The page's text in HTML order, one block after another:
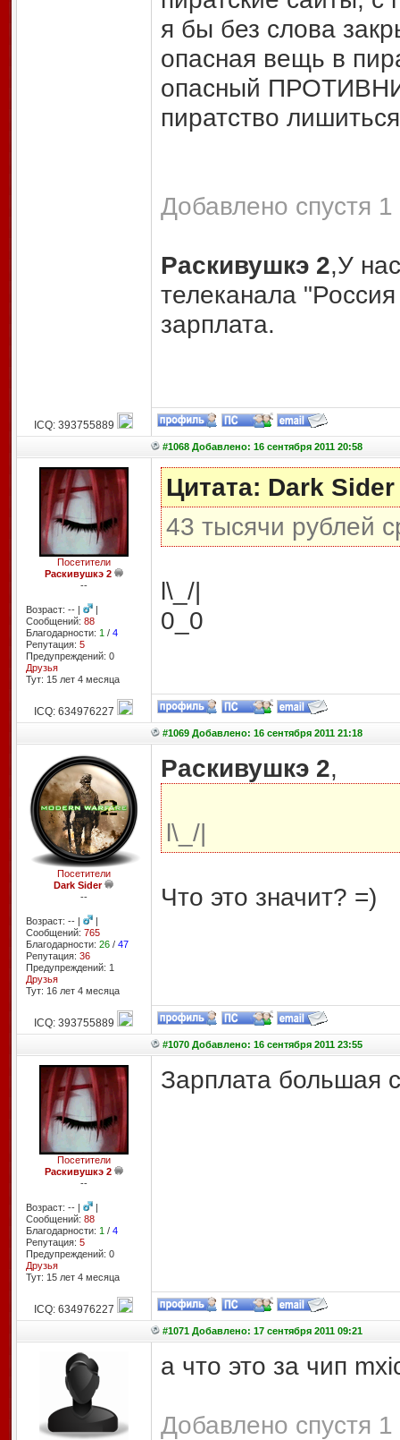
я бы без слова
опасная вещь в
опасный
пиратство
Добавлено спустя
Раскивушкэ 2,У
телеканала
зарплата.
ICQ: 393755889
#1068 Добавлено: 16 сентября 2011 20:58
Посетители
Раскивушкэ 2
--
Возраст: -- |
|
Сообщений: 88
Благодарности: 1 / 4
Репутация: 5
Предупреждений: 0
Друзья
Тут: 15 лет 4 месяцa
Цитата: Dark Sider
43 тысячи рублей
l\_/|
0_0
ICQ: 634976227
#1069 Добавлено: 16 сентября 2011 21:18
Посетители
Dark Sider
--
Возраст: -- |
|
Сообщений: 765
Благодарности: 26/ 47
Репутация: 36
Предупреждений: 1
Друзья
Тут: 16 лет 4 месяцa
Раскивушкэ 2,
l\_/|
Что это значит? =)
ICQ: 393755889
#1070 Добавлено: 16 сентября 2011 23:55
Посетители
Раскивушкэ 2
--
Возраст: -- |
|
Сообщений: 88
Благодарности: 1 / 4
Репутация: 5
Предупреждений: 0
Друзья
Тут: 15 лет 4 месяцa
Зарплата большая
ICQ: 634976227
#1071 Добавлено: 17 сентября 2011 09:21
а что это за чип
Добавлено спустя